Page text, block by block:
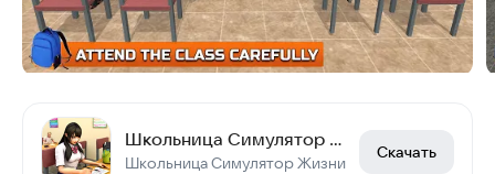
Школьница Симулятор Жизни
Школьница Симулятор Жизни
Скачать